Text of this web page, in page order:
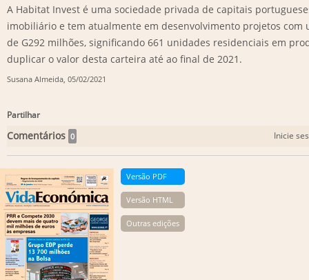
A Habitat Invest é uma sociedade privada de capitais
imobiliário e tem atualmente em desenvolvimento projetos com
de G292 milhões, significando 661 unidades residenciais em
duplicar o valor desta carteira até ao final de 2021.
Susana Almeida, 05/02/2021
Partilhar
Comentários 0 Inicie
Versão PDF
Versão HTML
Outras edições